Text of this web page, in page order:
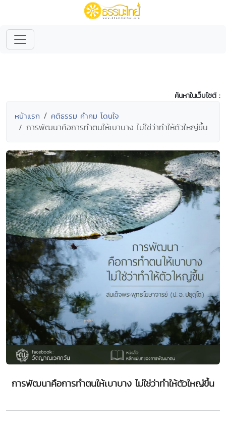
ค้นหาในเว็บไซต์ :
หน้าแรก คติธรรม คำคม โดนใจ
การพัฒนาคือการทำตนให้เบาบาง ไม่ใช่ว่าทำให้ตัวใหญ่ขึ้น
การพัฒนาคือการทำตนให้เบาบาง ไม่ใช่ว่าทำให้ตัวใหญ่ขึ้น